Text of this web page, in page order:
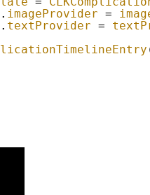
. imageProvider =
. textProvider =